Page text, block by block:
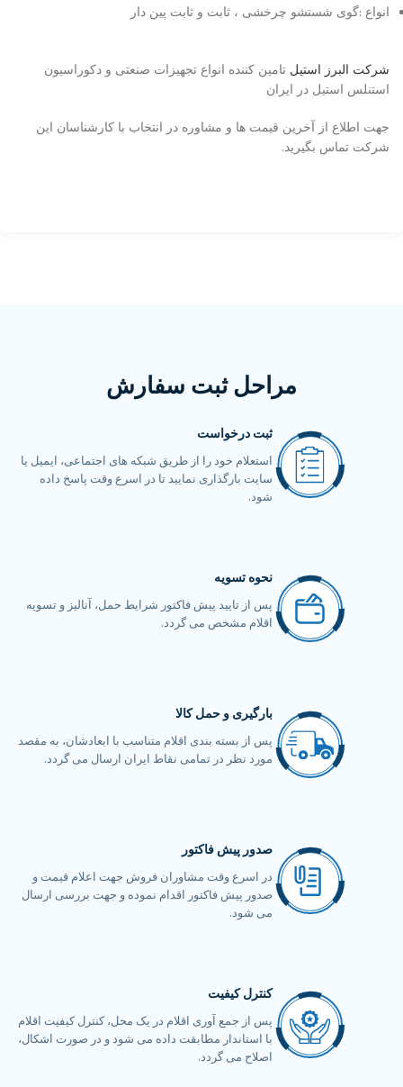
انواع :گوی شستشو چرخشی ، ثابت و ثابت پین دار
شرکت البرز استیل تامین کننده انواع تجهیزات صنعتی و دکوراسیون
استنلس استیل در ایران
جهت اطلاع از آخرین قیمت ها و مشاوره در انتخاب با کارشناسان این
شرکت تماس بگیرید.
مراحل ثبت سفارش
ثبت درخواست
استعلام خود را از طریق شبکه های اجتماعی، ایمیل یا
سایت بارگذاری نمایید تا در اسرع وقت پاسخ داده
شود.
نحوه تسویه
پس از تایید پیش فاکتور شرایط حمل، آنالیز و تسویه
اقلام مشخص می گردد.
بارگیری و حمل کالا
پس از بسته بندی اقلام متناسب با ابعادشان، به مقصد
مورد نظر در تمامی نقاط ایران ارسال می گردد.
صدور پیش فاکتور
در اسرع وقت مشاوران فروش جهت اعلام قیمت و
صدور پیش فاکتور اقدام نموده و جهت بررسی ارسال
می شود.
کنترل کیفیت
پس از جمع آوری اقلام در یک محل، کنترل کیفیت اقلام
با استاندار مطابقت داده می شود و در صورت اشکال،
اصلاح می گردد.